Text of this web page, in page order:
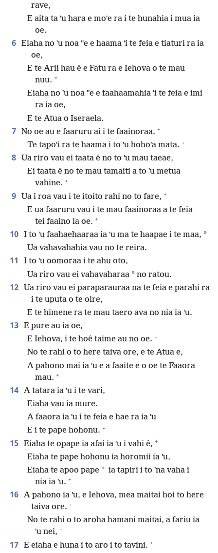
rave,
E aita ta ˈu hara e moˈe ra i te hunahia i mua ia
oe.
6 Eiaha no ˈu noa ˈˈe e haama ˈi te feia e tiaturi ra ia
oe,
E te Arii hau ê e Fatu ra e Iehova o te mau
nuu. *
Eiaha no ˈu noa ˈˈe e faahaamahia ˈi te feia e imi
ra ia oe,
E te Atua o Iseraela.
7 No oe au e faaruru ai i te faainoraa. +
Te tapoˈi ra te haama i to ˈu hohoˈa mata. +
8
Ua riro vau ei taata ê no to ˈu mau taeae,
Ei taata ê no te mau tamaiti a to ˈu metua
vahine. +
9 Ua î roa vau i te itoito rahi no to fare, +
E ua faaruru vau i te mau faainoraa a te feia
tei faaino ia oe. +
10 I to ˈu faahaehaaraa ia ˈu ma te haapae i te maa, *
Ua vahavahahia vau no te reira.
11
I to ˈu oomoraa i te ahu oto,
Ua riro vau ei vahavaharaa * no ratou.
12 Ua riro vau ei paraparauraa na te feia e parahi ra
i te uputa o te oire,
E te himene ra te mau taero ava no nia ia ˈu.
13 E pure au ia oe,
E Iehova, i te hoê taime au no oe. +
No te rahi o to here taiva ore, e te Atua e,
A pahono mai ia ˈu e a faaite e o oe te Faaora
mau. +
14 A tatara ia ˈu i te vari,
Eiaha vau ia mure.
A faaora ia ˈu i te feia e hae ra ia ˈu
E i te pape hohonu. +
15 Eiaha te opape ia afai ia ˈu i vahi ê, +
Eiaha te pape hohonu ia horomii ia ˈu,
Eiaha te apoo pape * ia tapiri i to ˈna vaha i
nia ia ˈu. +
16 A pahono ia ˈu, e Iehova, mea maitai hoi to here
taiva ore. +
No te rahi o to aroha hamani maitai, a fariu ia
ˈu nei, +
17 E eiaha e huna i to aro i to tavini. +